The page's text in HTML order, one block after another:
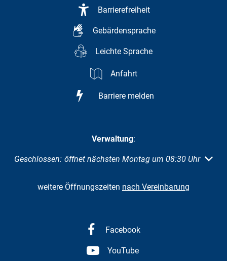
Barrierefreiheit
Gebärdensprache
Leichte Sprache
Anfahrt
Barriere melden
Verwaltung:
Klicken, um weitere Öffnungs- oder Schließzeiten
Geschlossen: öffnet nächsten Montag um 08:30 Uhr
weitere Öffnungszeiten nach Vereinbarung
Facebook
YouTube